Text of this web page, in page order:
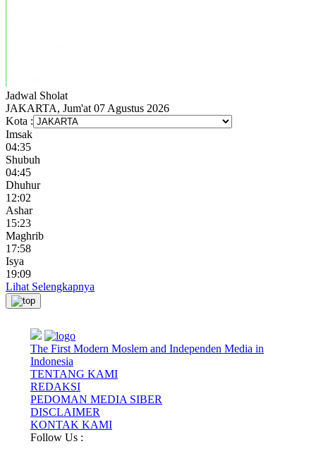
Jadwal Sholat
JAKARTA, Jum'at 07 Agustus 2026
Kota :
Imsak
04:35
Shubuh
04:45
Dhuhur
12:02
Ashar
15:23
Maghrib
17:58
Isya
19:09
Lihat Selengkapnya
The First Modern Moslem and Independen Media in
Indonesia
TENTANG KAMI
REDAKSI
PEDOMAN MEDIA SIBER
DISCLAIMER
KONTAK KAMI
Follow Us :